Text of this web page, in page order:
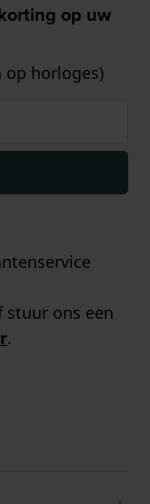
op uw
op horloges)
stuur ons een
.